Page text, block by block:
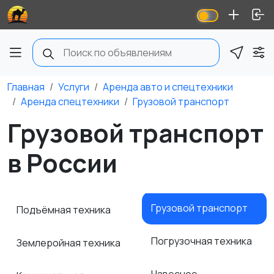
Главная Услуги
Аренда авто и спецтехники
Аренда спецтехники
Грузовой транспорт
Грузовой транспорт
в России
Подъёмная техника
Землеройная техника
Грузовой транспорт
Погрузочная техника